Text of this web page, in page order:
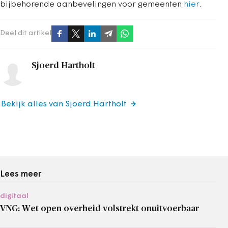
bijbehorende aanbevelingen voor gemeenten hier.
Deel dit artikel
Sjoerd Hartholt
Bekijk alles van Sjoerd Hartholt
Lees meer
digitaal
VNG: Wet open overheid volstrekt onuitvoerbaar